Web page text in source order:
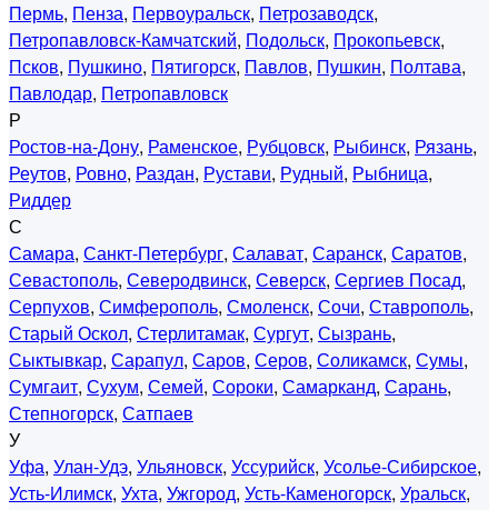
Пермь, Пенза, Первоуральск, Петрозаводск,
Петропавловск-Камчатский, Подольск, Прокопьевск,
Псков, Пушкино, Пятигорск, Павлов, Пушкин, Полтава,
Павлодар, Петропавловск
Р
Ростов-на-Дону, Раменское, Рубцовск, Рыбинск, Рязань,
Реутов, Ровно, Раздан, Рустави, Рудный, Рыбница,
Риддер
С
Самара, Санкт-Петербург, Салават, Саранск, Саратов,
Севастополь, Северодвинск, Северск, Сергиев Посад,
Серпухов, Симферополь, Смоленск, Сочи, Ставрополь,
Старый Оскол, Стерлитамак, Сургут, Сызрань,
Сыктывкар, Сарапул, Саров, Серов, Соликамск, Сумы,
Сумгаит, Сухум, Семей, Сороки, Самарканд, Сарань,
Степногорск, Сатпаев
У
Уфа, Улан-Удэ, Ульяновск, Уссурийск, Усолье-Сибирское,
Усть-Илимск, Ухта, Ужгород, Усть-Каменогорск, Уральск,